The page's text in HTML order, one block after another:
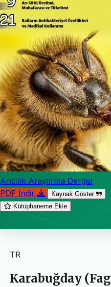
Arıcılık Araştırma Dergisi
PDF İndir
Kaynak Göster
Kütüphaneme Ekle
TR
Karabuğday